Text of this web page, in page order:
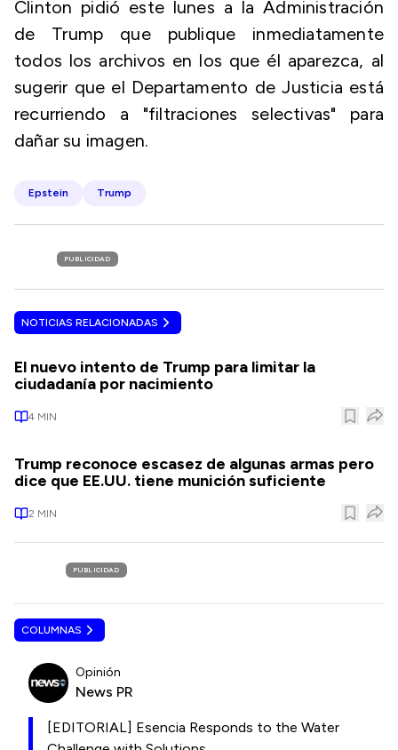
Clinton pidió este lunes a la Administración
de Trump que publique inmediatamente
todos los archivos en los que él aparezca, al
sugerir que el Departamento de Justicia está
recurriendo a "filtraciones selectivas" para
dañar su imagen.
Epstein Trump
PUBLICIDAD
NOTICIAS RELACIONADAS
El nuevo intento de Trump para limitar la
ciudadanía por nacimiento
4 MIN
Trump reconoce escasez de algunas armas pero
dice que EE.UU. tiene munición suficiente
2 MIN
PUBLICIDAD
COLUMNAS
Opinión
News PR
[EDITORIAL] Esencia Responds to the Water